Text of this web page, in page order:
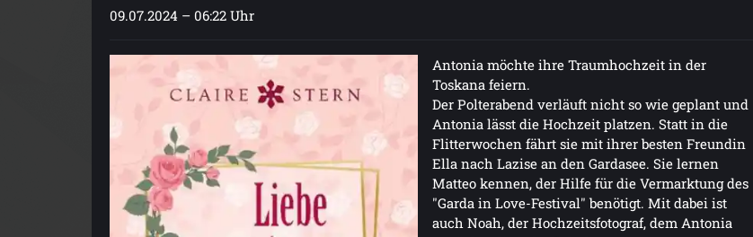
09.07.2024 – 06:22 Uhr
Antonia möchte ihre Traumhochzeit in der
Toskana feiern.
Der Polterabend verläuft nicht so wie geplant und
Antonia lässt die Hochzeit platzen. Statt in die
Flitterwochen fährt sie mit ihrer besten Freundin
Ella nach Lazise an den Gardasee. Sie lernen
Matteo kennen, der Hilfe für die Vermarktung des
"Garda in Love-Festival" benötigt. Mit dabei ist
auch Noah, der Hochzeitsfotograf, dem Antonia